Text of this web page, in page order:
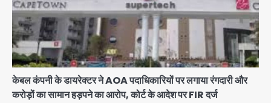
केबल कंपनी के डायरेक्टर ने AOA पदाधिकारियों पर लगाया रंगदारी और
करोड़ों का सामान हड़पने का आरोप, कोर्ट के आदेश पर FIR दर्ज